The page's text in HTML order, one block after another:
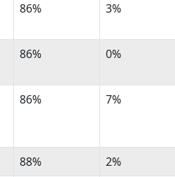
in
met
herkomst
in
met
herkomst
86% 3%
86% 0%
86% 7%
88% 2%